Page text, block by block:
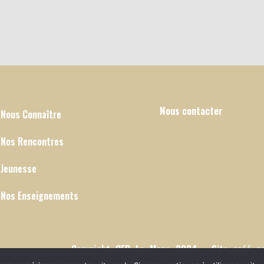
Nous Connaître
Nos Rencontres
Jeunesse
Nos Enseignements
Nous contacter
Copyright CEP Le Mans 2024 - Site créé